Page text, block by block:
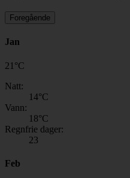
Foregående
Jan
21 °C
Natt:
14°C
Vann:
18°C
Regnfrie dager:
23
Feb